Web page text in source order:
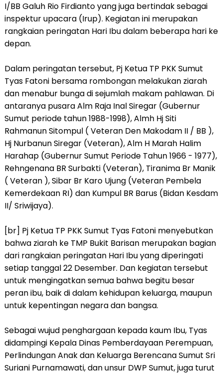
I/BB Galuh Rio Firdianto yang juga bertindak sebagai
inspektur upacara (Irup). Kegiatan ini merupakan
rangkaian peringatan Hari Ibu dalam beberapa hari ke
depan.
Dalam peringatan tersebut, Pj Ketua TP PKK Sumut
Tyas Fatoni bersama rombongan melakukan ziarah
dan menabur bunga di sejumlah makam pahlawan. Di
antaranya pusara Alm Raja Inal Siregar (Gubernur
Sumut periode tahun 1988-1998), Almh Hj Siti
Rahmanun Sitompul ( Veteran Den Makodam II / BB ),
Hj Nurbanun Siregar (Veteran), Alm H Marah Halim
Harahap (Gubernur Sumut Periode Tahun 1966 - 1977),
Rehngenana BR Surbakti (Veteran), Tiranima Br Manik
( Veteran ), Sibar Br Karo Ujung (Veteran Pembela
Kemerdekaan RI) dan Kumpul BR Barus (Bidan Kesdam
II/ Sriwijaya).
[br] Pj Ketua TP PKK Sumut Tyas Fatoni menyebutkan
bahwa ziarah ke TMP Bukit Barisan merupakan bagian
dari rangkaian peringatan Hari Ibu yang diperingati
setiap tanggal 22 Desember. Dan kegiatan tersebut
untuk mengingatkan semua bahwa begitu besar
peran ibu, baik di dalam kehidupan keluarga, maupun
untuk kepentingan negara dan bangsa.
Sebagai wujud penghargaan kepada kaum Ibu, Tyas
didampingi Kepala Dinas Pemberdayaan Perempuan,
Perlindungan Anak dan Keluarga Berencana Sumut Sri
Suriani Purnamawati, dan unsur DWP Sumut, juga turut